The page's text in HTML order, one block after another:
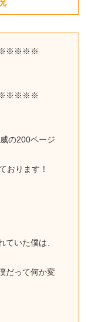
の200ページ
おります！
ていた僕は、
だって何か変